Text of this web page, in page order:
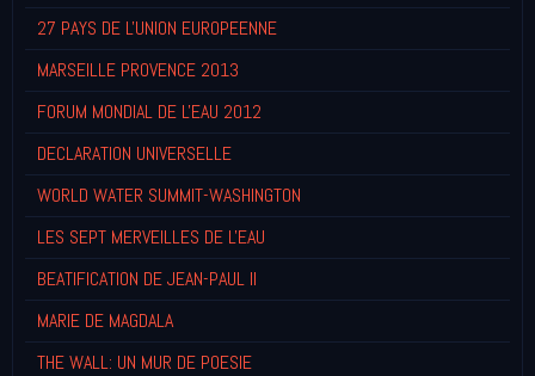
27 PAYS DE L'UNION EUROPEENNE
MARSEILLE PROVENCE 2013
FORUM MONDIAL DE L'EAU 2012
DECLARATION UNIVERSELLE
WORLD WATER SUMMIT-WASHINGTON
LES SEPT MERVEILLES DE L'EAU
BEATIFICATION DE JEAN-PAUL II
MARIE DE MAGDALA
THE WALL: UN MUR DE POESIE